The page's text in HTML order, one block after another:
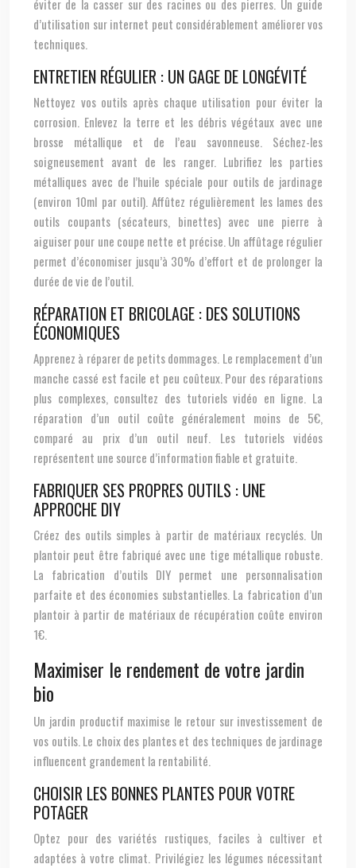
éviter de la casser sur des racines ou des pierres. Un guide
d’utilisation sur internet peut considérablement améliorer vos
techniques.
ENTRETIEN RÉGULIER : UN GAGE DE LONGÉVITÉ
Nettoyez vos outils après chaque utilisation pour éviter la
corrosion. Enlevez la terre et les débris végétaux avec une
brosse métallique et de l’eau savonneuse. Séchez-les
soigneusement avant de les ranger. Lubrifiez les parties
métalliques avec de l’huile spéciale pour outils de jardinage
(environ 10ml par outil). Affûtez régulièrement les lames des
outils coupants (sécateurs, binettes) avec une pierre à
aiguiser pour une coupe nette et précise. Un affûtage régulier
permet d’économiser jusqu’à 30% d’effort et de prolonger la
durée de vie de l’outil.
RÉPARATION ET BRICOLAGE : DES SOLUTIONS
ÉCONOMIQUES
Apprenez à réparer de petits dommages. Le remplacement d’un
manche cassé est facile et peu coûteux. Pour des réparations
plus complexes, consultez des tutoriels vidéo en ligne. La
réparation d’un outil coûte généralement moins de 5€,
comparé au prix d’un outil neuf. Les tutoriels vidéos
représentent une source d’information fiable et gratuite.
FABRIQUER SES PROPRES OUTILS : UNE
APPROCHE DIY
Créez des outils simples à partir de matériaux recyclés. Un
plantoir peut être fabriqué avec une tige métallique robuste.
La fabrication d’outils DIY permet une personnalisation
parfaite et des économies substantielles. La fabrication d’un
plantoir à partir de matériaux de récupération coûte environ
1€.
Maximiser le rendement de votre jardin
bio
Un jardin productif maximise le retour sur investissement de
vos outils. Le choix des plantes et des techniques de jardinage
influencent grandement la rentabilité.
CHOISIR LES BONNES PLANTES POUR VOTRE
POTAGER
Optez pour des variétés rustiques, faciles à cultiver et
adaptées à votre climat. Privilégiez les légumes nécessitant